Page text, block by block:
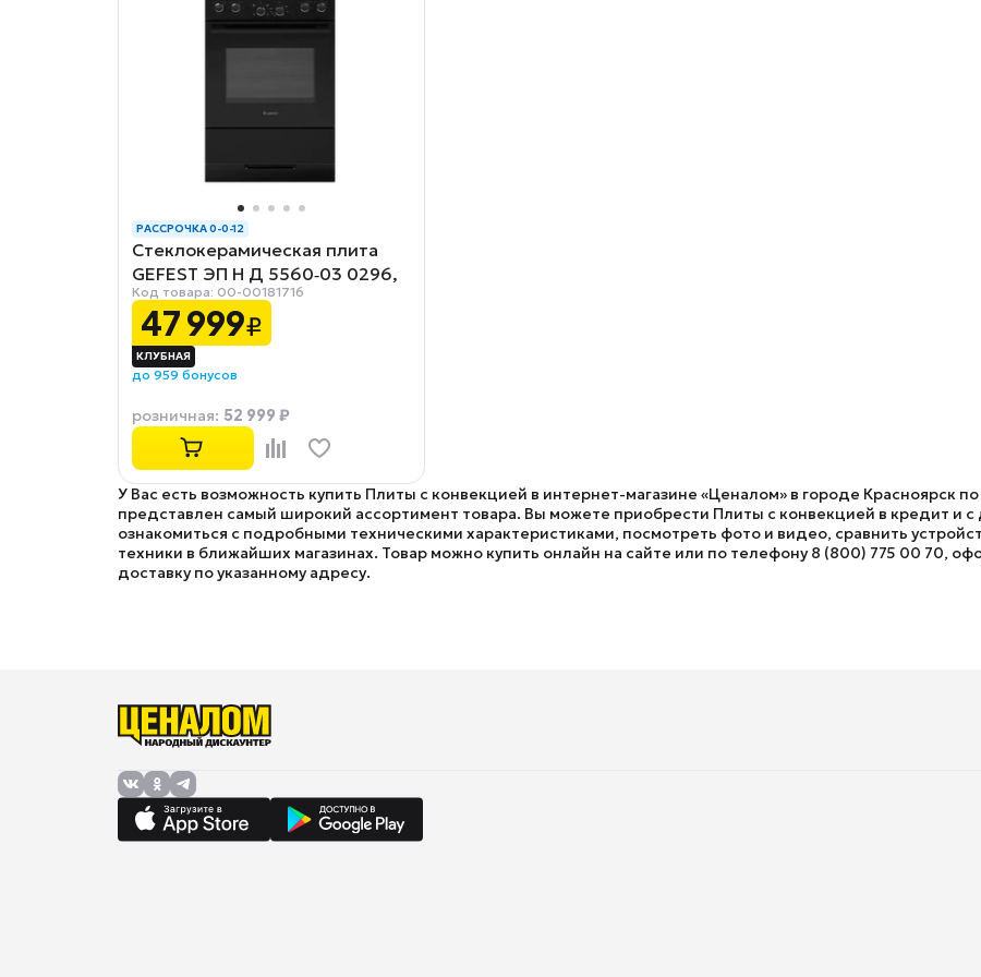
РАССРОЧКА 0-0-12
Стеклокерамическая плита
GEFEST ЭП Н Д 5560‑03 0296,
черный
Код товара: 00-00181716
47 999₽
до 959 бонусов
розничная: 52 999 ₽
У Вас есть возможность купить Плиты с конвекцией в интернет-магазине «Ценалом» в городе Красноярск
представлен самый широкий ассортимент товара. Вы можете приобрести Плиты с конвекцией в кредит и с
ознакомиться с подробными техническими характеристиками, посмотреть фото и видео, сравнить
техники в ближайших магазинах. Товар можно купить онлайн на сайте или по телефону 8 (800) 775 00 70,
доставку по указанному адресу.